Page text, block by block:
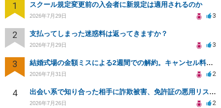
1 スクール規定変更前の入会者に新規定は適用されるのか
2026年7月29日 3
2 支払ってしまった迷惑料は返ってきますか？
2026年7月29日 3
3 結婚式場の金額ミスによる2週間での解約。キャンセル料10万円の免除は可能か。
2026年7月31日 2
4 出会い系で知り合った相手に詐欺被害、免許証の悪用リスクと対策。
2026年7月26日 2